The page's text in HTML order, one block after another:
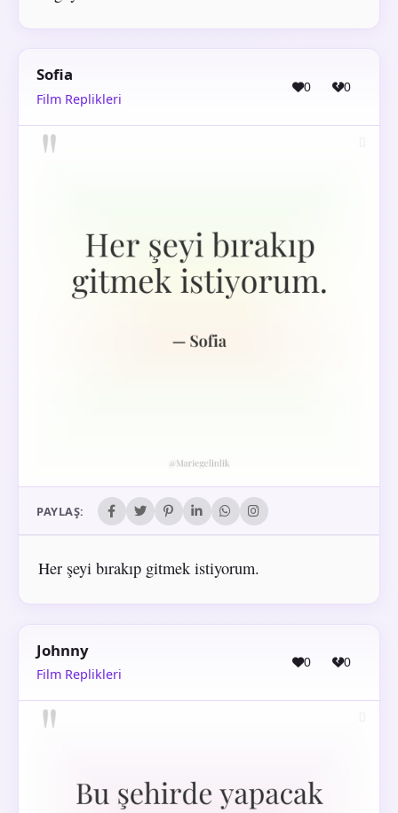
Sofia
Film Replikleri
0 0
PAYLAŞ:
Her şeyi bırakıp gitmek istiyorum.
Johnny
Film Replikleri
0 0